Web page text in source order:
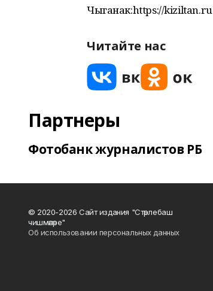
Чыганак:https://kiziltan.ru
Читайте нас
Партнеры
Фотобанк журналистов РБ
© 2020-2026 Сайт издания "Стәрлебаш
чишмәләре"
Об использовании персональных данных